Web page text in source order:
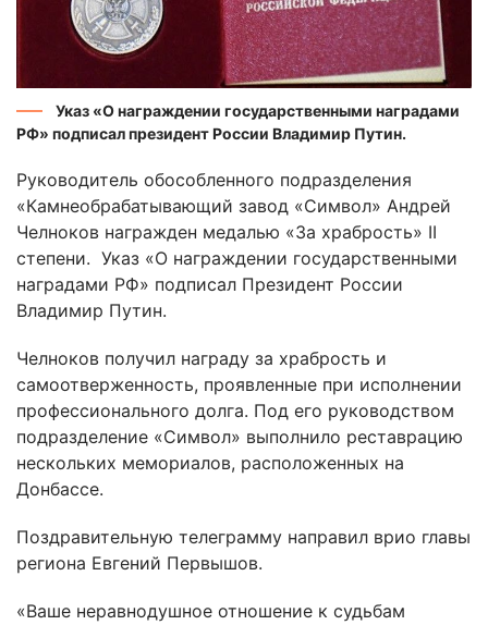
Указ «О награждении государственными наградами
РФ» подписал президент России Владимир Путин.
Руководитель обособленного подразделения
«Камнеобрабатывающий завод «Символ» Андрей
Челноков награжден медалью «За храбрость» II
степени. Указ «О награждении государственными
наградами РФ» подписал Президент России
Владимир Путин.
Челноков получил награду за храбрость и
самоотверженность, проявленные при исполнении
профессионального долга. Под его руководством
подразделение «Символ» выполнило реставрацию
нескольких мемориалов, расположенных на
Донбассе.
Поздравительную телеграмму направил врио главы
региона Евгений Первышов.
«Ваше неравнодушное отношение к судьбам